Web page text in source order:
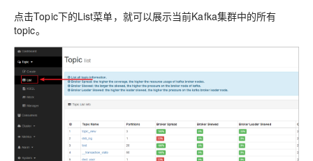
点击Topic下的List菜单，就可以展示当前Kafka集群中的所有
topic。